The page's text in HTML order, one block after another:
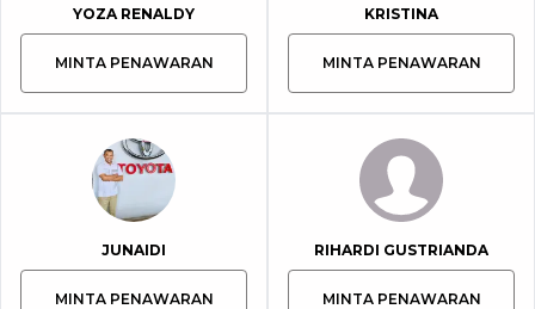
YOZA RENALDY
MINTA PENAWARAN
KRISTINA
MINTA PENAWARAN
JUNAIDI
MINTA PENAWARAN
RIHARDI GUSTRIANDA
MINTA PENAWARAN